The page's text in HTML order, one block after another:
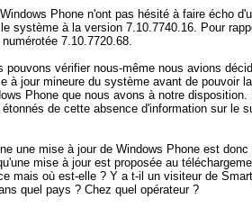
Phone n'ont pas hésité à faire écho
système à la version 7.10.7740.16. Pour
7.10.7720.68.
vérifier nous-même nous avions
à jour mineure du système avant de pouvoir
Phone que nous avons à notre disposition.
de cette absence d'information sur le
une mise à jour de Windows Phone est donc
mise à jour est proposée au
mais où est-elle ? Y a t-il un visiteur de
quel pays ? Chez quel opérateur ?